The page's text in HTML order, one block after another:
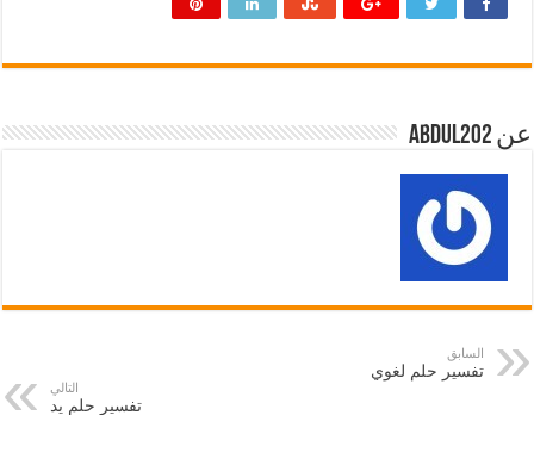
عن abdul202
السابق
تفسير حلم لغوي
التالي
تفسير حلم يد